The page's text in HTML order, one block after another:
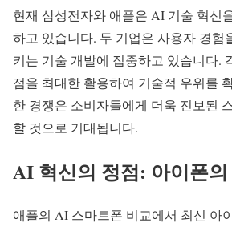
현재 삼성전자와 애플은 AI 기술 혁신
하고 있습니다. 두 기업은 사용자 경험
키는 기술 개발에 집중하고 있습니다.
점을 최대한 활용하여 기술적 우위를
한 경쟁은 소비자들에게 더욱 진보된
할 것으로 기대됩니다.
AI 혁신의 정점: 아이폰
애플의 AI 스마트폰 비교에서 최신 아